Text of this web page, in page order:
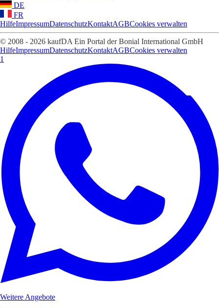
DE
FR
HilfeImpressumDatenschutzKontaktAGBCookies verwalten
© 2008 - 2026 kaufDA Ein Portal der Bonial International GmbH
HilfeImpressumDatenschutzKontaktAGBCookies verwalten
1
Weitere Angebote